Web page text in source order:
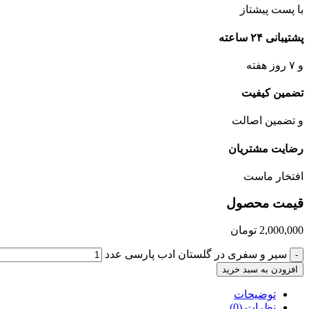
با پست پیشتاز
پشتیبانی ۲۴ ساعته
و ۷ روز هفته
تضمین کیفیت
و تضمین اصالت
رضایت مشتریان
افتخار ماست
قیمت محصول
2,000,000 تومان
- سیر و سفری در گلستان ادب پارسی عدد
افزودن به سبد خرید
توضیحات